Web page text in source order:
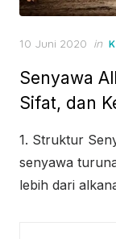
Posted
10 Juni 2020 in
Senyawa
Sifat, dan
1. Struktur
senyawa
lebih dari